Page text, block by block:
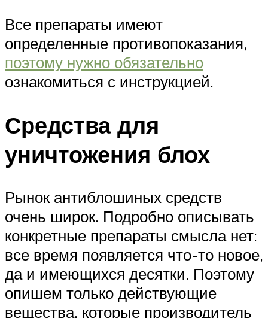
Все препараты имеют
определенные противопоказания,
поэтому нужно обязательно
ознакомиться с инструкцией.
Средства для
уничтожения блох
Рынок антиблошиных средств
очень широк. Подробно описывать
конкретные препараты смысла нет:
все время появляется что-то новое,
да и имеющихся десятки. Поэтому
опишем только действующие
вещества, которые производитель